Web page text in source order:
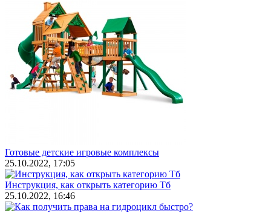
Готовые детские игровые комплексы
25.10.2022, 17:05
Инструкция, как открыть категорию Тб
25.10.2022, 16:46